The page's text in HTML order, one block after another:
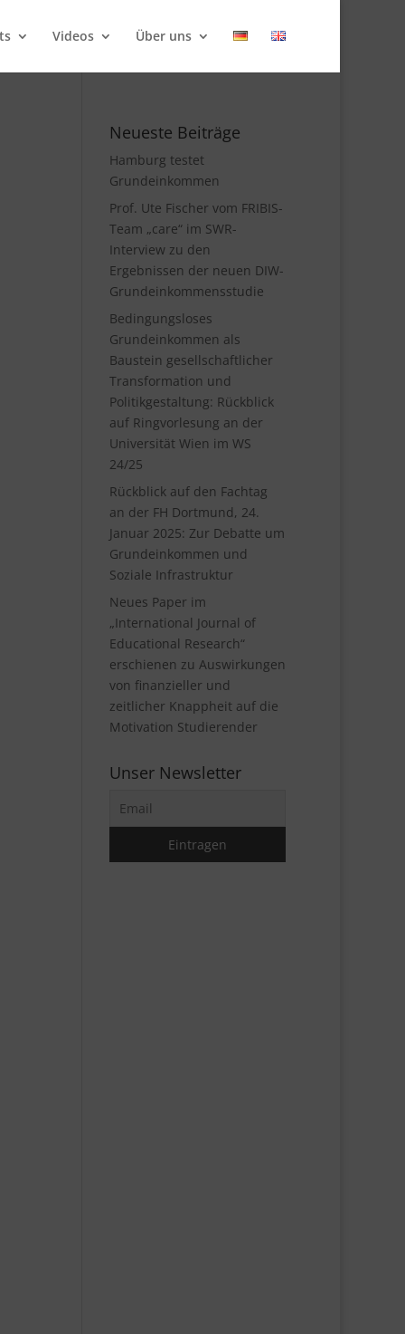
Videos Über uns
Neueste Beiträge
Hamburg testet
Grundeinkommen
Prof. Ute Fischer vom FRIBIS-
Team „care“ im SWR-
Interview zu den
Ergebnissen der neuen DIW-
Grundeinkommensstudie
Bedingungsloses
Grundeinkommen als
Baustein gesellschaftlicher
Transformation und
Politikgestaltung: Rückblick
auf Ringvorlesung an der
Universität Wien im WS
24/25
Rückblick auf den Fachtag
an der FH Dortmund, 24.
Januar 2025: Zur Debatte um
Grundeinkommen und
Soziale Infrastruktur
Neues Paper im
„International Journal of
Educational Research“
erschienen zu Auswirkungen
von finanzieller und
zeitlicher Knappheit auf die
Motivation Studierender
Unser Newsletter